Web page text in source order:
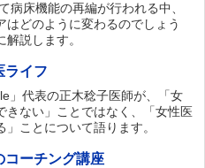
病床機能の再編が行われる中、
はどのように変わるのでしょう
説します。
ライフ
」代表の正木稔子医師が、「女
きない」ことではなく、「女性医
」ことについて語ります。
コーチング講座